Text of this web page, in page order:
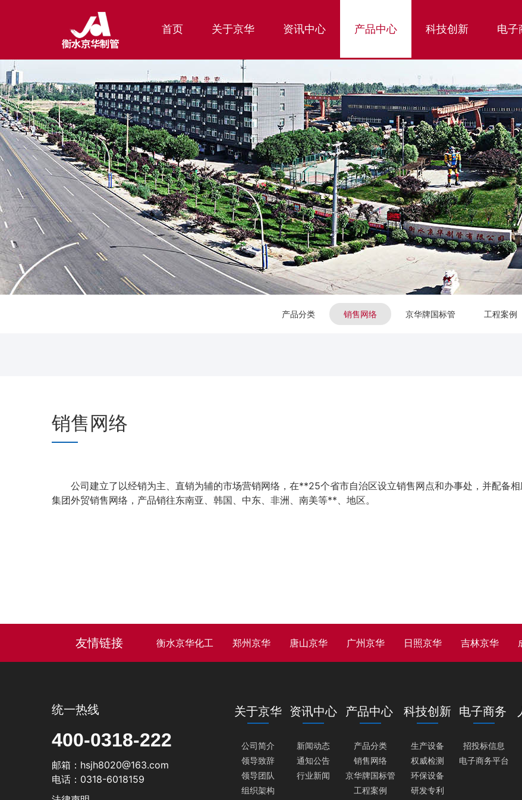
首页(current)关于京华 资讯中心 产品中心 科技创新 电子
产品分类 销售网络 京华牌国标管 工程案例
销售网络
公司建立了以经销为主、直销为辅的市场营销网络，在**25个省市自治区设立销售网点和办事处，并配备
集团外贸销售网络，产品销往东南亚、韩国、中东、非洲、南美等**、地区。
友情链接 衡水京华化工 郑州京华 唐山京华 广州京华 日照京华 吉林京华
统一热线
400-0318-222
邮箱：hsjh8020@163.com
电话：0318-6018159
关于京华
公司简介
领导致辞
领导团队
组织架构
资讯中心
新闻动态
通知公告
行业新闻
产品中心
产品分类
销售网络
京华牌国标管
工程案例
科技创新
生产设备
权威检测
环保设备
研发专利
电子商务
招投标信息
电子商务平台